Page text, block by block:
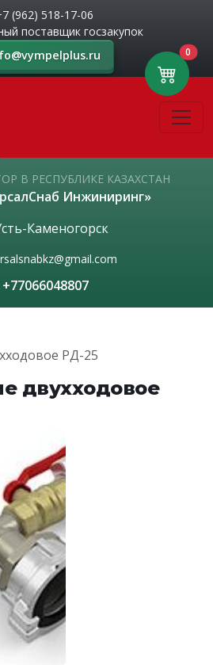
(962) 518-17-06
поставщик госзакупок
В РЕСПУБЛИКЕ КАЗАХСТАН
Инжиниринг»
Каменогорск
+77066048807
РД-25
двухходовое
0